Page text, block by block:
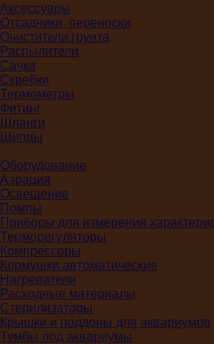
Аксессуары
Отсадники, переноски
Очистители грунта
Распылители
Сачки
Скребки
Термометры
Фитинг
Шланги
Щипцы
Оборудование
Аэрация
Освещение
Помпы
Приборы для измерения
Терморегуляторы
Компрессоры
Кормушки автоматические
Нагреватели
Расходные материалы
Стерилизаторы
Крышки и поддоны для аквариумов
Тумбы под аквариумы